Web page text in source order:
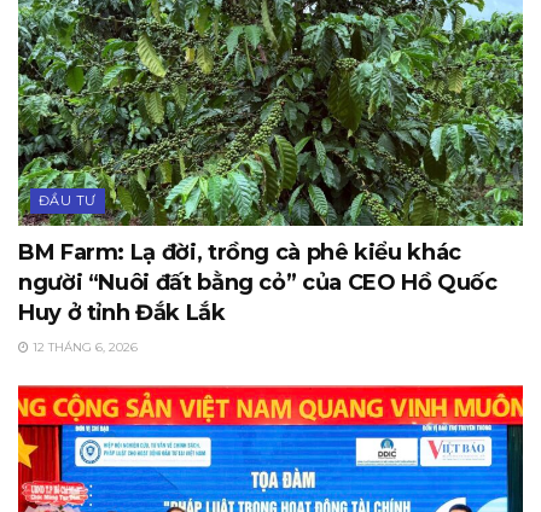
ĐẦU TƯ
BM Farm: Lạ đời, trồng cà phê kiểu khác
người “Nuôi đất bằng cỏ” của CEO Hồ Quốc
Huy ở tỉnh Đắk Lắk
12 THÁNG 6, 2026